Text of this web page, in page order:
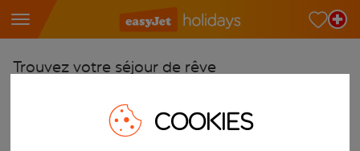
Trouvez votre séjour de rêve
Choisissez votre aéroportCOOKIES